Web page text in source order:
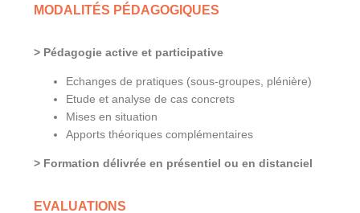
MODALITÉS PÉDAGOGIQUES
> Pédagogie active et participative
Echanges de pratiques (sous-groupes, plénière)
Etude et analyse de cas concrets
Mises en situation
Apports théoriques complémentaires
> Formation délivrée en présentiel ou en distanciel
EVALUATIONS